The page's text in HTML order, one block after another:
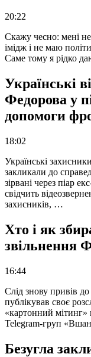
20:22
Скажу чесно: мені
імідж і не маю
Саме тому я рідко
Українські
Федорова у
допомоги
18:02
Українські
закликали до
зірвані через піар
свідчить
захисників, …
Хто і як
звільнення
16:44
Слід знову привів
публікував своє
«картонний
Telegram-груп
Безугла